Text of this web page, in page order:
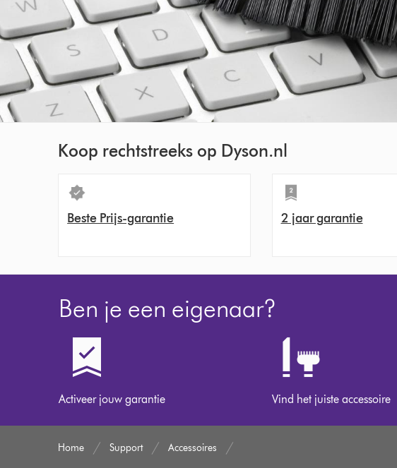
Koop rechtstreeks op Dyson.nl
Beste Prijs-garantie 2 jaar garantie
Ben je een eigenaar?
Activeer jouw garantie Vind het juiste accessoire
Home Support Accessoires